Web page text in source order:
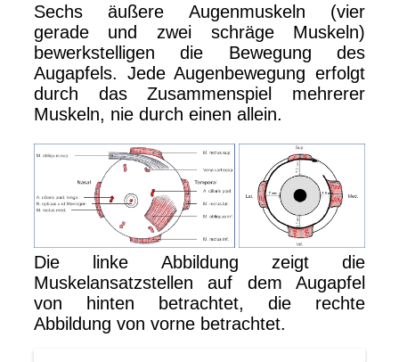
Sechs äußere Augenmuskeln (vier
gerade und zwei schräge Muskeln)
bewerkstelligen die Bewegung des
Augapfels. Jede Augenbewegung erfolgt
durch das Zusammenspiel mehrerer
Muskeln, nie durch einen allein.
Die linke Abbildung zeigt die
Muskelansatzstellen auf dem Augapfel
von hinten betrachtet, die rechte
Abbildung von vorne betrachtet.